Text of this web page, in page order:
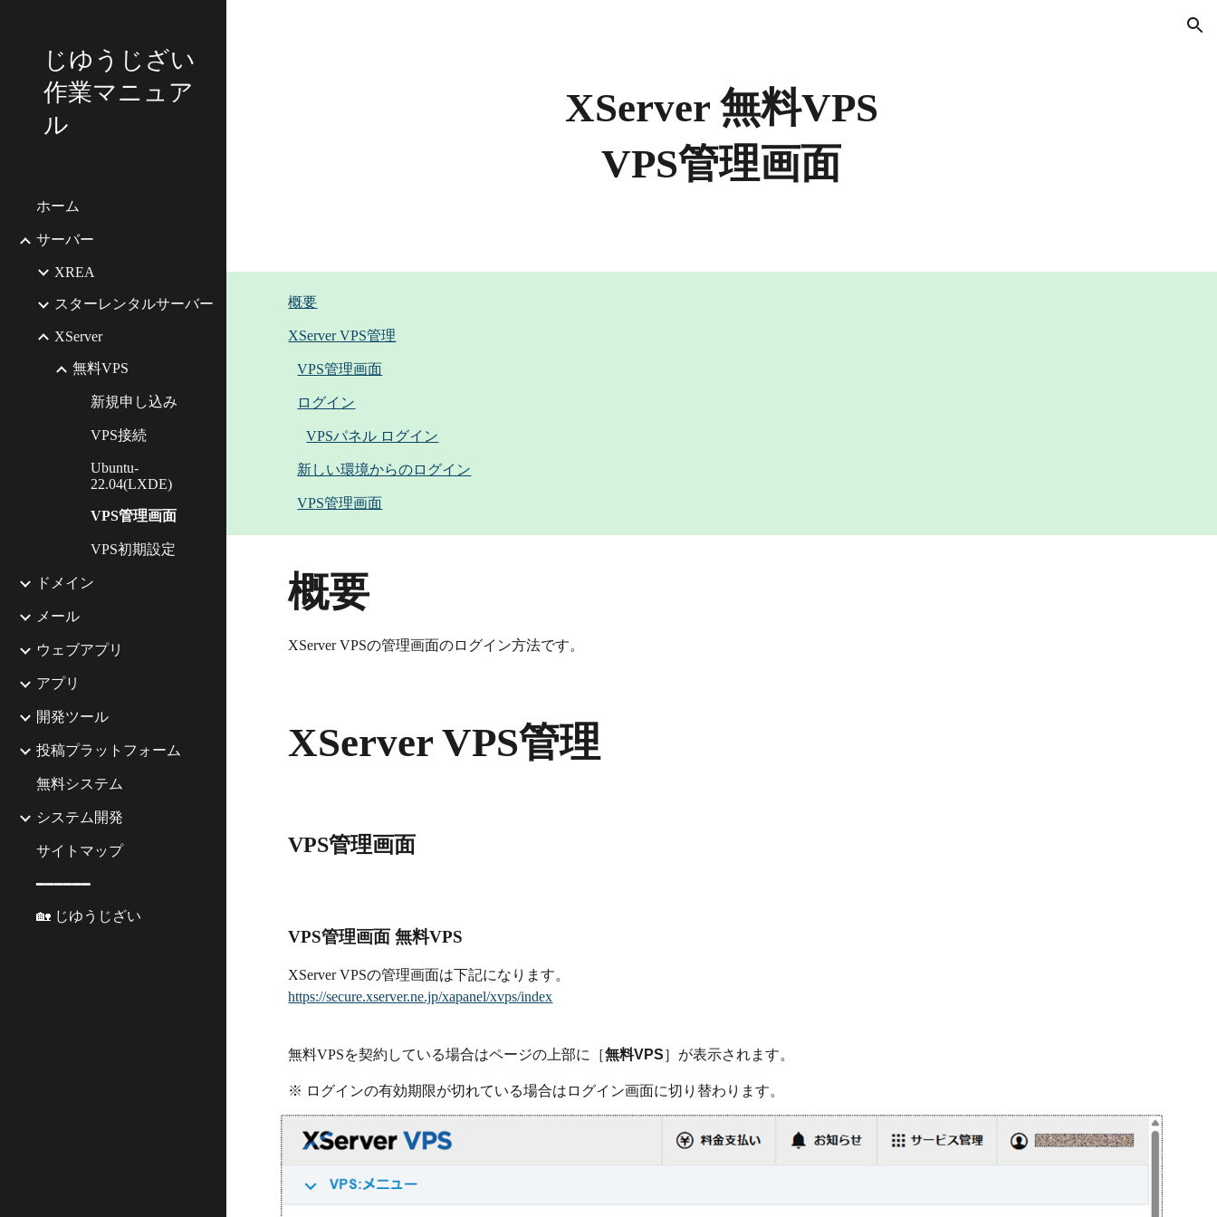
じゆうじざい
作業マニュア
ル
ホーム
サーバー
XREA
スターレンタルサーバー
XServer
無料VPS
新規申し込み
VPS接続
Ubuntu-
22.04(LXDE)
VPS管理画面
VPS初期設定
ドメイン
メール
ウェブアプリ
アプリ
開発ツール
投稿プラットフォーム
無料システム
システム開発
サイトマップ
━━━━━━
🏡 じゆうじざい
XServer 無料VPS
VPS管理画面
概要
XServer VPS管理
VPS管理画面
ログイン
VPSパネル ログイン
新しい環境からのログイン
VPS管理画面
概要
XServer VPSの管理画面のログイン方法です。
XServer VPS管理
VPS管理画面
VPS管理画面 無料VPS
XServer VPSの管理画面は下記になります。
https://secure.xserver.ne.jp/xapanel/xvps/index
無料VPSを契約している場合はページの上部に［無料VPS］が表示されます。
※ ログインの有効期限が切れている場合はログイン画面に切り替わります。